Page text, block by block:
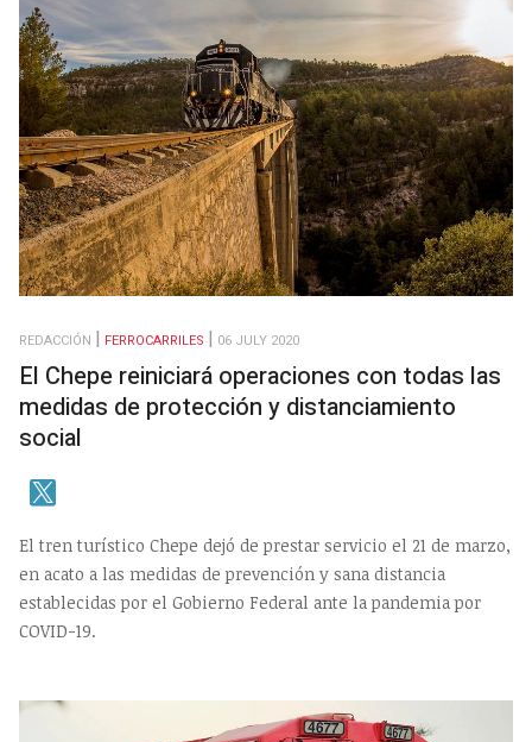
REDACCIÓN FERROCARRILES 06 JULY 2020
El Chepe reiniciará operaciones con todas las
medidas de protección y distanciamiento
social
El tren turístico Chepe dejó de prestar servicio el 21 de marzo,
en acato a las medidas de prevención y sana distancia
establecidas por el Gobierno Federal ante la pandemia por
COVID-19.